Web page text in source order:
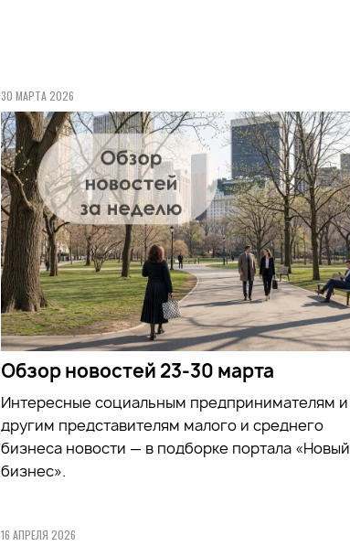
30 МАРТА 2026
Обзор новостей 23-30 марта
Интересные социальным предпринимателям и
другим представителям малого и среднего
бизнеса новости — в подборке портала «Новый
бизнес».
16 АПРЕЛЯ 2026